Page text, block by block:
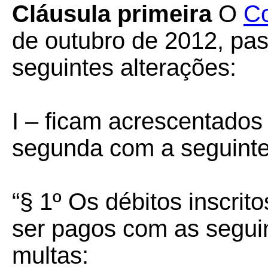
Cláusula primeiraO
de outubro de 2012,
seguintes alterações:
I – ficam
segunda com a
“§ 1º Os débitos
ser pagos com as
multas: